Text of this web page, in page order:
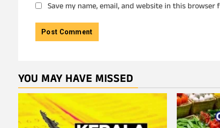
Save my name, email, and website in this
YOU MAY HAVE MISSED